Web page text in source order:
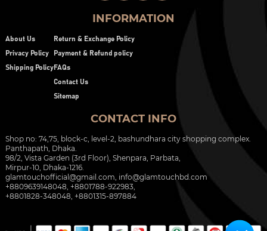
INFORMATION
About Us
Privacy Policy
Shipping Policy
Return & Exchange Policy
Payment & Refund policy
FAQs
Contact Us
Sitemap
CONTACT INFO
Shop no: 74,75, block-c, level-2, bashundhara city shopping complex.
Panthapath, Dhaka.
98/2, Vista Garden (3rd Floor), Shenpara, Parbata,
Mirpur-10, Dhaka-1216.
glamtouchofficial@gmail.com info@glamtouchbd.com
+8809639148048, +8801788-922983,
+8801828-348048, +8801315-897884